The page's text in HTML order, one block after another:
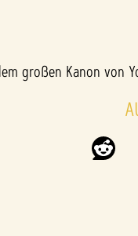
großen Kanon